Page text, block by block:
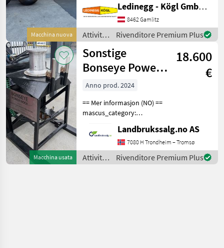
Macchina nuova
Beschreibung: Der Country
90 S ist ein bewährter
Forstanhänger mit einer N
Ledinegg - Kögl GmbH - Obst- und Weinbautechnik
8462 Gamlitz
Attività
forestali
e
lavorazione
del
legno /
Rivenditore Premium Plus
Macchina usata
Sonstige
Bonseye Power
Nock
18.600
€
Anno prod. 2024
== Mer informasjon (NO) ==
mascus_category:
merke: Bonseye Please
provide reference number
upon request: 9462 See
en.landbrukssalg.no/9462
Landbrukssalg.no AS
7080 H Trondheim – Tromsø
Attività
forestali
Rivenditore Premium Plus